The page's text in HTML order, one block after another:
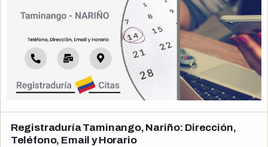
Registraduría Taminango, Nariño: Dirección,
Teléfono, Email y Horario